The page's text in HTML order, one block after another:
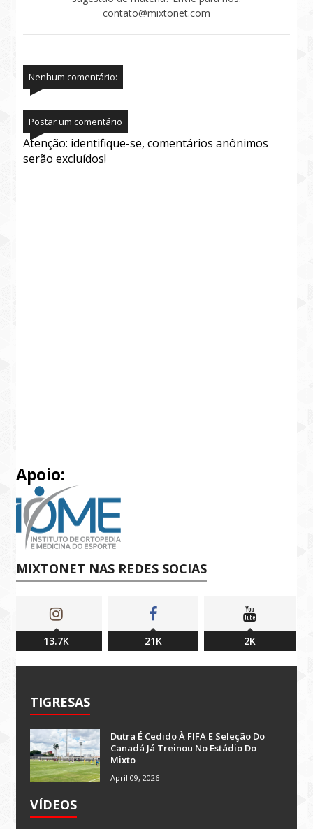
contato@mixtonet.com
Nenhum comentário:
Postar um comentário
Atenção: identifique-se, comentários anônimos
serão excluídos!
Apoio:
MIXTONET NAS REDES SOCIAS
13.7K 21K 2K
TIGRESAS
Dutra É Cedido À FIFA E Seleção Do
Canadá Já Treinou No Estádio Do
Mixto
April 09, 2026
VÍDEOS